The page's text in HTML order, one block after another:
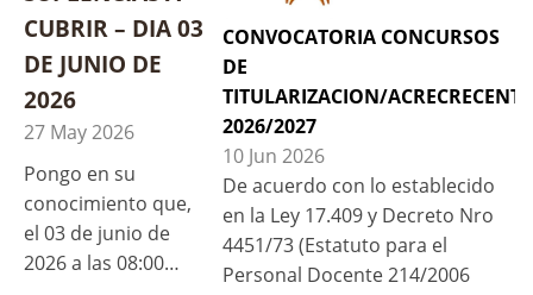
CUBRIR – DIA 03
DE JUNIO DE
2026
27 May 2026
Pongo en su
conocimiento que,
el 03 de junio de
2026 a las 08:00…
CONVOCATORIA CONCURSOS
DE
TITULARIZACION/
2026/2027
10 Jun 2026
De acuerdo con lo establecido
en la Ley 17.409 y Decreto Nro
4451/73 (Estatuto para el
Personal Docente 214/2006